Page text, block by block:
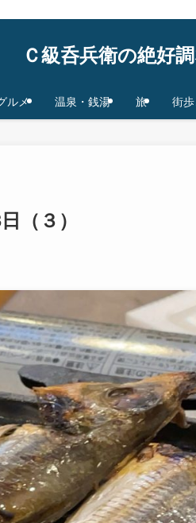
Ｃ級呑兵衛の絶好
ルメ 温泉・銭湯 旅 街
（３）